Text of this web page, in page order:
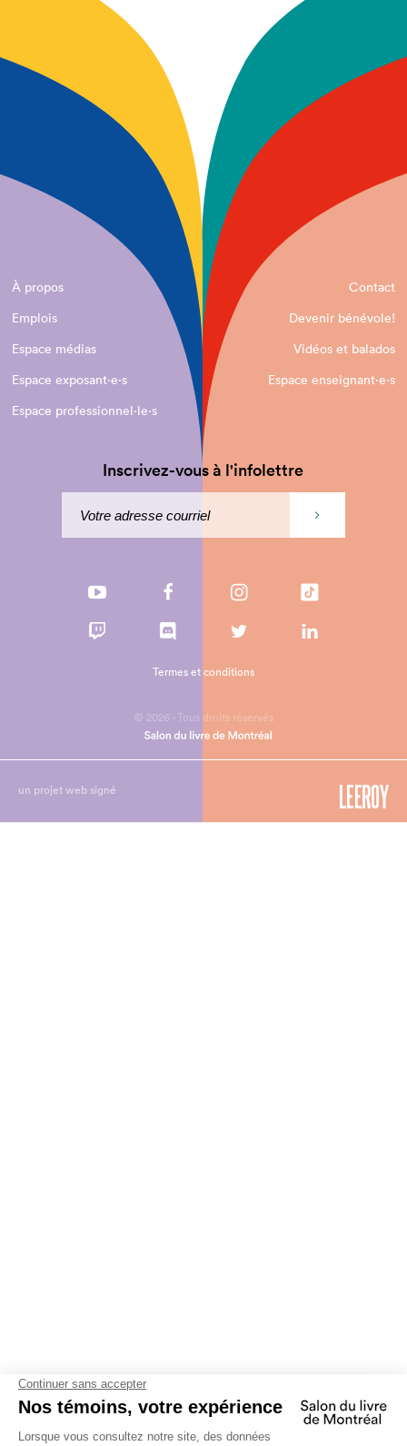
À propos
Contact
Emplois
Devenir bénévole!
Espace médias
Vidéos et balados
Espace exposant·e⋅s
Espace enseignant·e⋅s
Espace professionnel·le⋅s
Inscrivez-vous à l'infolettre
© 2026 - Tous droits réservés
Termes et conditions
un projet web signé